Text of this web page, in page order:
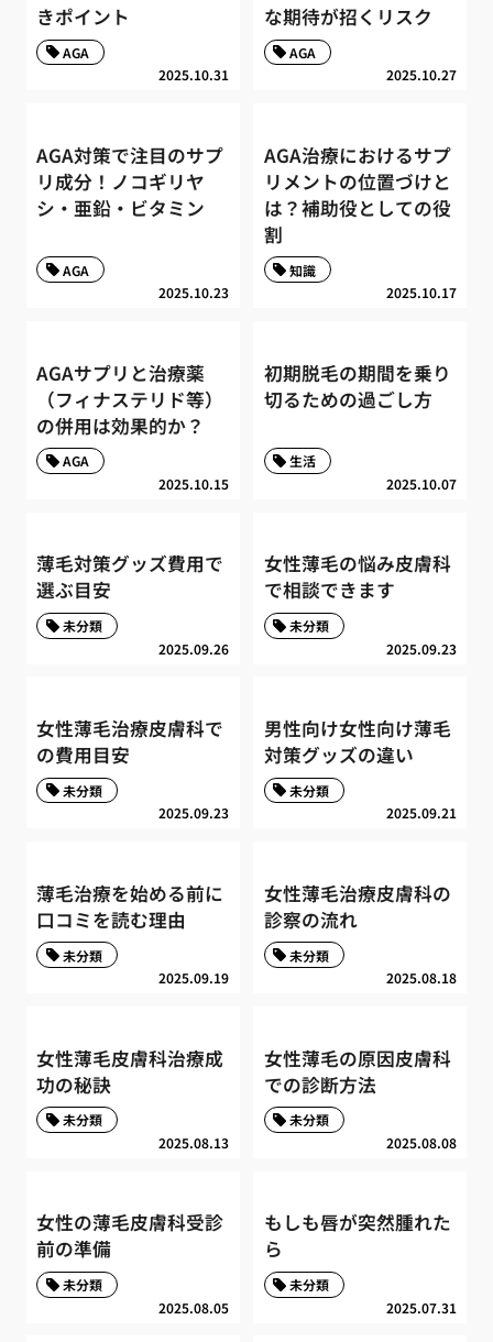
きポイント
2025.10.31
AGA
な期待が招くリスク
2025.10.27
AGA
AGA対策で注目のサプ
リ成分！ノコギリヤ
シ・亜鉛・ビタミン
2025.10.23
AGA
AGA治療におけるサプ
リメントの位置づけと
は？補助役としての役
割
2025.10.17
知識
AGAサプリと治療薬
（フィナステリド等）
の併用は効果的か？
2025.10.15
AGA
初期脱毛の期間を乗り
切るための過ごし方
2025.10.07
生活
薄毛対策グッズ費用で
選ぶ目安
2025.09.26
未分類
女性薄毛の悩み皮膚科
で相談できます
2025.09.23
未分類
女性薄毛治療皮膚科で
の費用目安
2025.09.23
未分類
男性向け女性向け薄毛
対策グッズの違い
2025.09.21
未分類
薄毛治療を始める前に
口コミを読む理由
2025.09.19
未分類
女性薄毛治療皮膚科の
診察の流れ
2025.08.18
未分類
女性薄毛皮膚科治療成
功の秘訣
2025.08.13
未分類
女性薄毛の原因皮膚科
での診断方法
2025.08.08
未分類
女性の薄毛皮膚科受診
前の準備
2025.08.05
未分類
もしも唇が突然腫れた
ら
2025.07.31
未分類